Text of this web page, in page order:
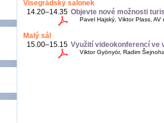
Visegrádský salonek
14.20–14.35 Objevte nové možnosti
Pavel Hajský, Viktor Plass,
Malý sál
15.00–15.15 Využití videokonferencí ve
Viktor Gyönyör, Radim